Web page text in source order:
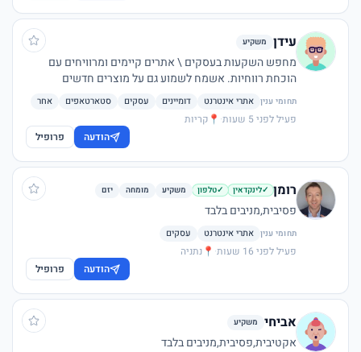
מניבים בלבד, רצוי לקהל הבינלאומי.
עידן משקיע
מחפש השקעות בעסקים \ אתרים קיימים ומרוויחים עם
הוכחת רווחיות. אשמח לשמוע גם על מוצרים חדשים
וייחודיים לשיווק בארץ, פחות על אתרים עם פוטנציאל רווחי.
תחומי ענין אתרי אינטרנט דומיינים עסקים סטארטאפים אחר
פעיל לפני 5 שעות ·
📍 קריות
הודעה
פרופיל
רומן ✓לינקדאין ✓טלפון משקיע מומחה יזם
פסיבית,מניבים בלבד
תחומי ענין אתרי אינטרנט עסקים
פעיל לפני 16 שעות ·
📍 נתניה
הודעה
פרופיל
אביחי משקיע
אקטיבית,פסיבית,מניבים בלבד